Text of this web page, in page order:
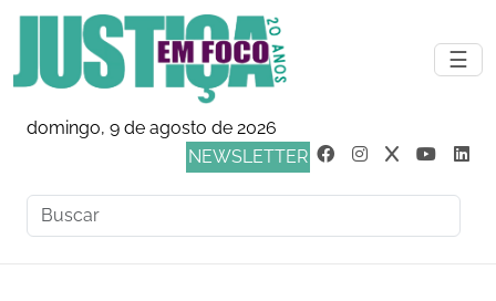
☰
domingo, 9 de agosto de 2026
NEWSLETTER